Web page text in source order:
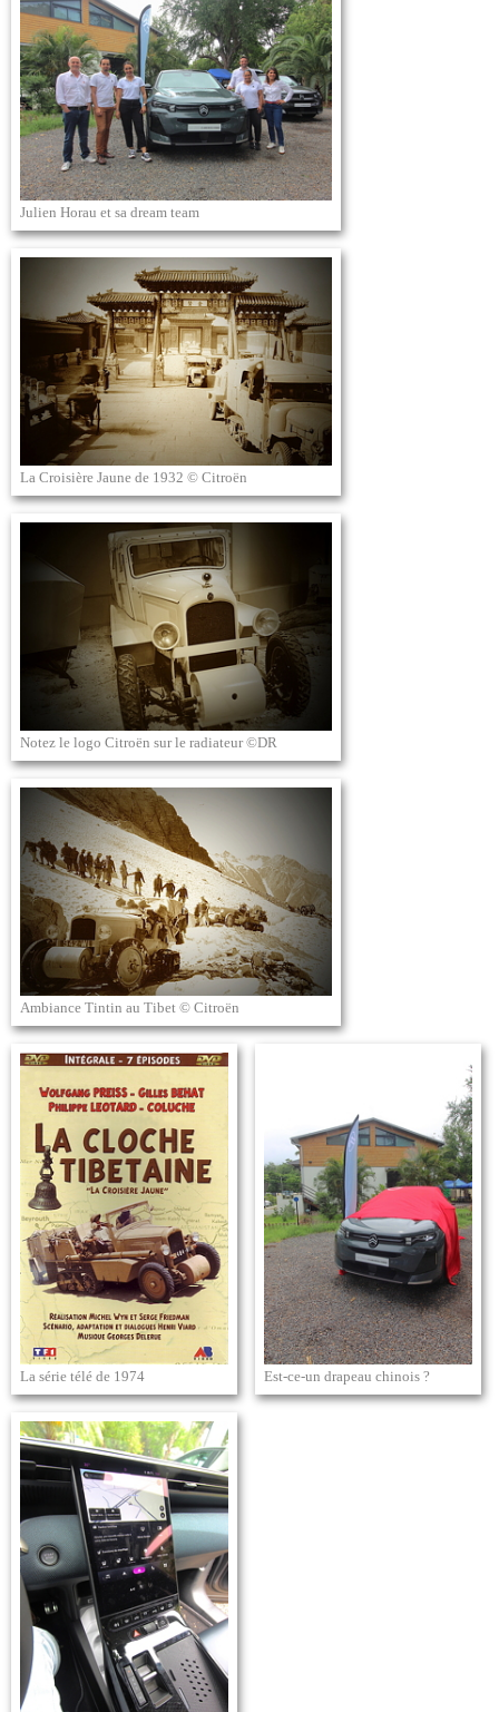
Julien Horau et sa dream team
La Croisière Jaune de 1932 © Citroën
Notez le logo Citroën sur le radiateur ©DR
Ambiance Tintin au Tibet © Citroën
La série télé de 1974 Est-ce-un drapeau chinois ?